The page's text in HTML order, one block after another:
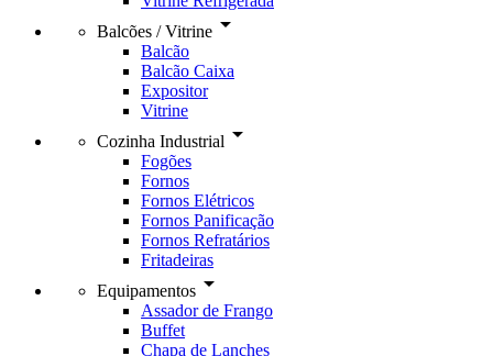
Balcões / Vitrine arrow_drop_down
Balcão
Balcão Caixa
Expositor
Vitrine
Cozinha Industrial arrow_drop_down
Fogões
Fornos
Fornos Elétricos
Fornos Panificação
Fornos Refratários
Fritadeiras
Equipamentos arrow_drop_down
Assador de Frango
Buffet
Chapa de Lanches